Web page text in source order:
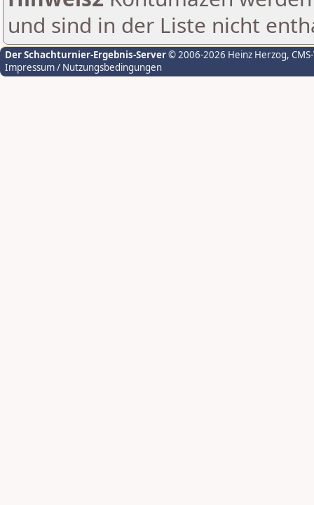
und sind in der Liste nicht
Der Schachturnier-Ergebnis-Server© 2006-2026 Heinz Herzog,
Impressum / Nutzungsbedingungen